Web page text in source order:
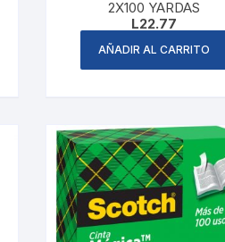
2X100 YARDAS
L22.77
AÑADIR AL CARRITO